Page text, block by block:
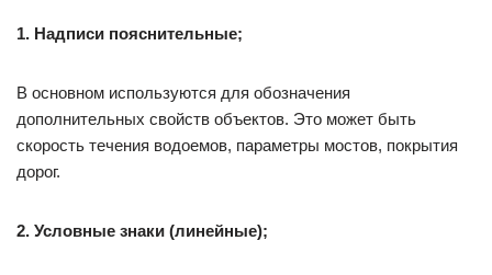
1. Надписи пояснительные;
В основном используются для обозначения
дополнительных свойств объектов. Это может быть
скорость течения водоемов, параметры мостов, покрытия
дорог.
2. Условные знаки (линейные);